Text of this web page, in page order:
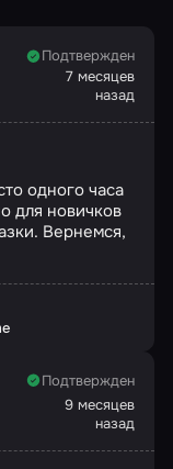
Подтвержден
7 месяцев
назад
одного часа
для новичков
Вернемся,
Подтвержден
9 месяцев
назад